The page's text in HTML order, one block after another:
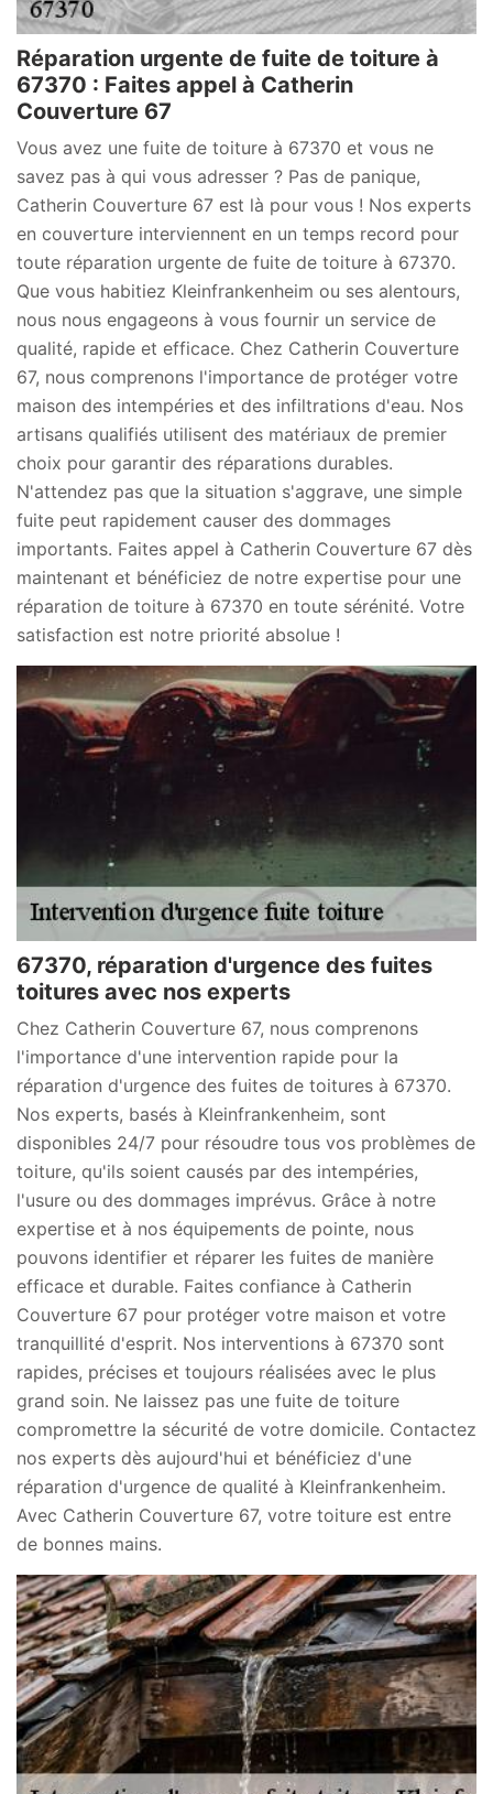
Réparation urgente de fuite de toiture à
67370 : Faites appel à Catherin
Couverture 67
Vous avez une fuite de toiture à 67370 et vous ne
savez pas à qui vous adresser ? Pas de panique,
Catherin Couverture 67 est là pour vous ! Nos experts
en couverture interviennent en un temps record pour
toute réparation urgente de fuite de toiture à 67370.
Que vous habitiez Kleinfrankenheim ou ses alentours,
nous nous engageons à vous fournir un service de
qualité, rapide et efficace. Chez Catherin Couverture
67, nous comprenons l'importance de protéger votre
maison des intempéries et des infiltrations d'eau. Nos
artisans qualifiés utilisent des matériaux de premier
choix pour garantir des réparations durables.
N'attendez pas que la situation s'aggrave, une simple
fuite peut rapidement causer des dommages
importants. Faites appel à Catherin Couverture 67 dès
maintenant et bénéficiez de notre expertise pour une
réparation de toiture à 67370 en toute sérénité. Votre
satisfaction est notre priorité absolue !
67370, réparation d'urgence des fuites
toitures avec nos experts
Chez Catherin Couverture 67, nous comprenons
l'importance d'une intervention rapide pour la
réparation d'urgence des fuites de toitures à 67370.
Nos experts, basés à Kleinfrankenheim, sont
disponibles 24/7 pour résoudre tous vos problèmes de
toiture, qu'ils soient causés par des intempéries,
l'usure ou des dommages imprévus. Grâce à notre
expertise et à nos équipements de pointe, nous
pouvons identifier et réparer les fuites de manière
efficace et durable. Faites confiance à Catherin
Couverture 67 pour protéger votre maison et votre
tranquillité d'esprit. Nos interventions à 67370 sont
rapides, précises et toujours réalisées avec le plus
grand soin. Ne laissez pas une fuite de toiture
compromettre la sécurité de votre domicile. Contactez
nos experts dès aujourd'hui et bénéficiez d'une
réparation d'urgence de qualité à Kleinfrankenheim.
Avec Catherin Couverture 67, votre toiture est entre
de bonnes mains.